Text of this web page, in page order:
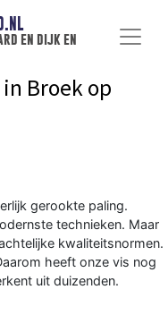
en dijk en
in Broek op
gerookte paling.
technieken. Maar
kwaliteitsnormen.
heeft onze vis nog
uit duizenden.